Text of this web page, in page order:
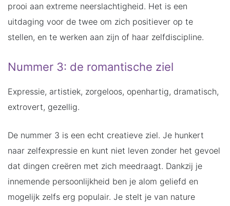
prooi aan extreme neerslachtigheid. Het is een
uitdaging voor de twee om zich positiever op te
stellen, en te werken aan zijn of haar zelfdiscipline.
Nummer 3: de romantische ziel
Expressie, artistiek, zorgeloos, openhartig, dramatisch,
extrovert, gezellig.
De nummer 3 is een echt creatieve ziel. Je hunkert
naar zelfexpressie en kunt niet leven zonder het gevoel
dat dingen creëren met zich meedraagt. Dankzij je
innemende persoonlijkheid ben je alom geliefd en
mogelijk zelfs erg populair. Je stelt je van nature